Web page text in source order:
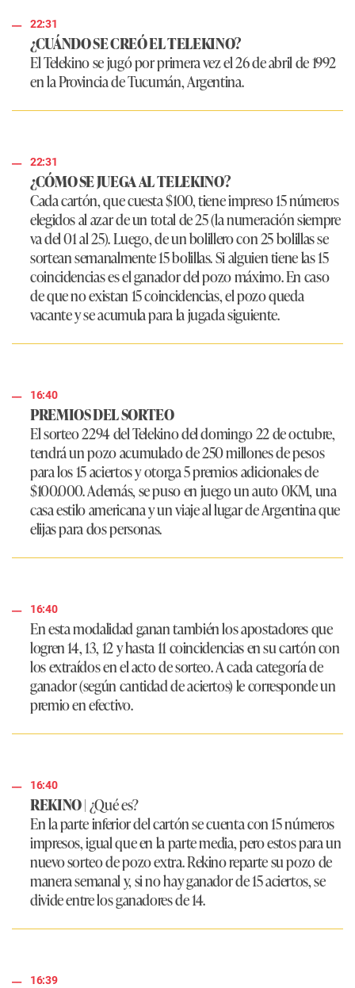
22:31
¿CUÁNDO SE CREÓ EL TELEKINO?
El Telekino se jugó por primera vez el 26 de abril de 1992
en la Provincia de Tucumán, Argentina.
22:31
¿CÓMO SE JUEGA AL TELEKINO?
Cada cartón, que cuesta $100, tiene impreso 15 números
elegidos al azar de un total de 25 (la numeración siempre
va del 01 al 25). Luego, de un bolillero con 25 bolillas se
sortean semanalmente 15 bolillas. Si alguien tiene las 15
coincidencias es el ganador del pozo máximo. En caso
de que no existan 15 coincidencias, el pozo queda
vacante y se acumula para la jugada siguiente.
16:40
PREMIOS DEL SORTEO
El sorteo 2294 del Telekino del domingo 22 de octubre,
tendrá un pozo acumulado de 250 millones de pesos
para los 15 aciertos y otorga 5 premios adicionales de
$100.000. Además, se puso en juego un auto 0KM, una
casa estilo americana y un viaje al lugar de Argentina que
elijas para dos personas.
16:40
En esta modalidad ganan también los apostadores que
logren 14, 13, 12 y hasta 11 coincidencias en su cartón con
los extraídos en el acto de sorteo. A cada categoría de
ganador (según cantidad de aciertos) le corresponde un
premio en efectivo.
16:40
REKINO| ¿Qué es?
En la parte inferior del cartón se cuenta con 15 números
impresos, igual que en la parte media, pero estos para un
nuevo sorteo de pozo extra. Rekino reparte su pozo de
manera semanal y, si no hay ganador de 15 aciertos, se
divide entre los ganadores de 14.
16:39